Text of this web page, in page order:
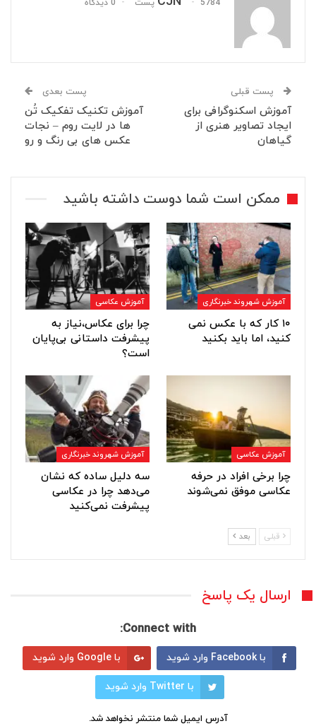
5784 پست 0 دیدگاه
پست قبلی
آموزش اسکنوگرافی برای
ایجاد تصاویر هنری از
گیاهان
پست بعدی
آموزش تکنیک تفکیک تُن
ها در لایت روم – نجات
عکس های بی رنگ و رو
ممکن است شما دوست داشته باشید
آموزش شهروند خبرنگاری
۱۰ کار که با عکس نمی
کنید، اما باید بکنید
آموزش عکاسی
چرا برای عکاس،نیاز به
پیشرفت داستانی بی‌پایان
است؟
آموزش عکاسی
چرا برخی افراد در حرفه
عکاسی موفق نمی‌شوند
آموزش شهروند خبرنگاری
سه دلیل ساده که نشان
می‌دهد چرا در عکاسی
پیشرفت نمی‌کنید
قبلی بعد
ارسال یک پاسخ
Connect with:
با Facebook وارد شوید با Google وارد شوید
با Twitter وارد شوید
آدرس ایمیل شما منتشر نخواهد شد.